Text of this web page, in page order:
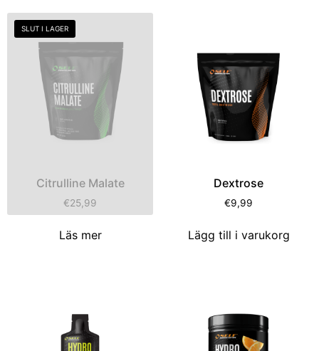
SLUT I LAGER
Citrulline Malate
€25,99
Läs mer
Dextrose
€9,99
Lägg till i varukorg